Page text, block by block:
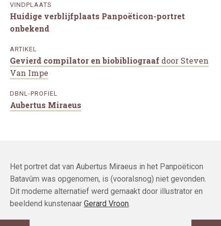
VINDPLAATS
Huidige verblijfplaats Panpoëticon-portret
onbekend
ARTIKEL
Gevierd compilator en biobibliograaf door Steven
Van Impe
DBNL-PROFIEL
Aubertus Miraeus
Het portret dat van Aubertus Miraeus in het Panpoëticon
Batavûm was opgenomen, is (vooralsnog) niet gevonden.
Dit moderne alternatief werd gemaakt door illustrator en
beeldend kunstenaar Gerard Vroon